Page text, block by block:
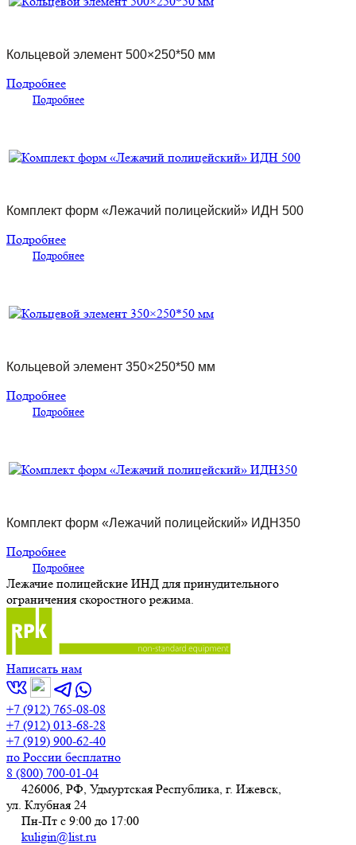
Кольцевой элемент 500×250*50 мм
Подробнее
Подробнее
Комплект форм «Лежачий полицейский» ИДН 500
Подробнее
Подробнее
Кольцевой элемент 350×250*50 мм
Подробнее
Подробнее
Комплект форм «Лежачий полицейский» ИДН350
Подробнее
Подробнее
Лежачие полицейские ИНД для принудительного
ограничения скоростного режима.
Написать нам
+7 (912) 765-08-08
+7 (912) 013-68-28
+7 (919) 900-62-40
по России бесплатно
8 (800) 700-01-04
426006, РФ, Удмуртская Республика, г. Ижевск,
ул. Клубная 24
Пн-Пт с 9:00 до 17:00
kuligin@list.ru